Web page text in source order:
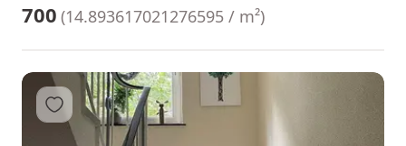
700 (14.893617021276595 / m²)
Přidat do oblíbených